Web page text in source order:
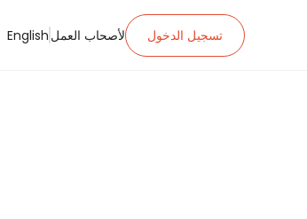
English لأصحاب العمل تسجيل الدخول